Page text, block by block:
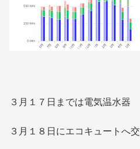
３月１７日までは電気温水器
３月１８日にエコキュートへ